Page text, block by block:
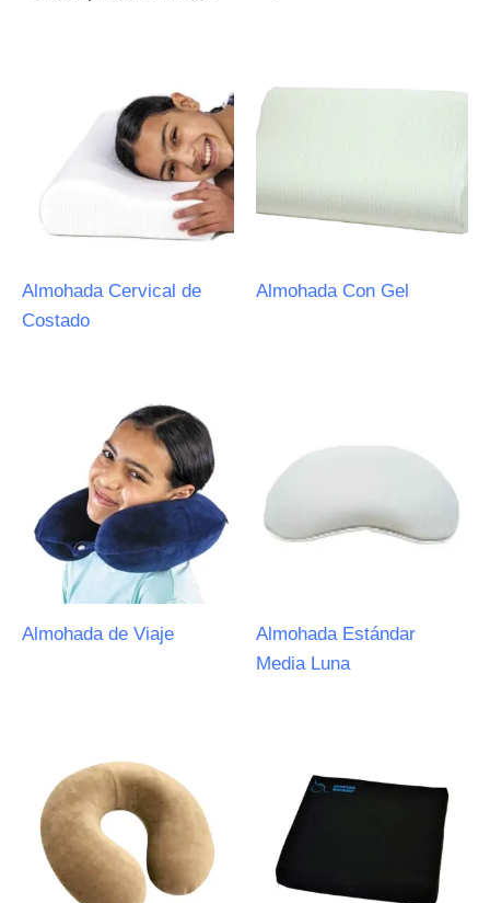
Almohada Cervical de
Costado
Almohada Con Gel
Almohada de Viaje
Almohada Estándar
Media Luna